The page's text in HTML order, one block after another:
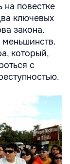
на повестке
ключевых
закона.
меньшинств.
который,
с